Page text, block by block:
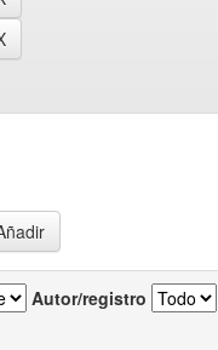
Autor/registro